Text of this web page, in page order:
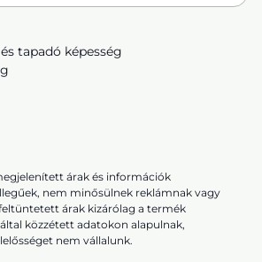
tapadó képesség
árak és információk
nem minősülnek reklámnak vagy
árak kizárólag a termék
közzétett adatokon alapulnak,
nem vállalunk.